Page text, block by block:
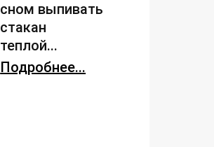
сном выпивать
стакан
теплой...
Подробнее...